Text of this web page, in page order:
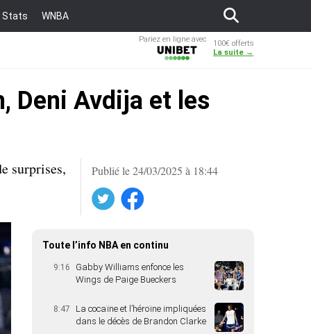
Stats WNBA
Pariez en ligne avec
100€ offerts
La suite →
Deni Avdija et les
Publié le 24/03/2025 à 18:44
Facebook
surprises,
Toute l’info NBA en continu
9:16
Gabby Williams enfonce les
Wings de Paige Bueckers
8:47
La cocaïne et l’héroïne impliquées
dans le décès de Brandon Clarke